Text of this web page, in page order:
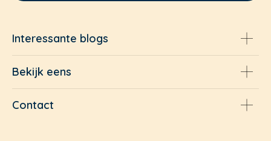
Interessante blogs
Bekijk eens
Contact